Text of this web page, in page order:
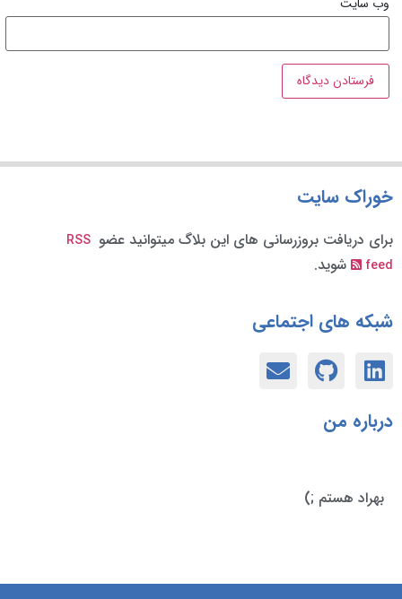
وب‌ سایت
خوراک سایت
برای دریافت بروزرسانی های این بلاگ میتوانید عضو RSS
feed
شوید.
شبکه های اجتماعی
درباره من
بهراد هستم ;)